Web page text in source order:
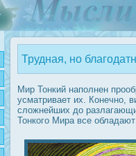
Трудная, но
Мир Тонкий наполнен
усматривает их. Конечно,
сложнейших дο
Тонкого Мира все